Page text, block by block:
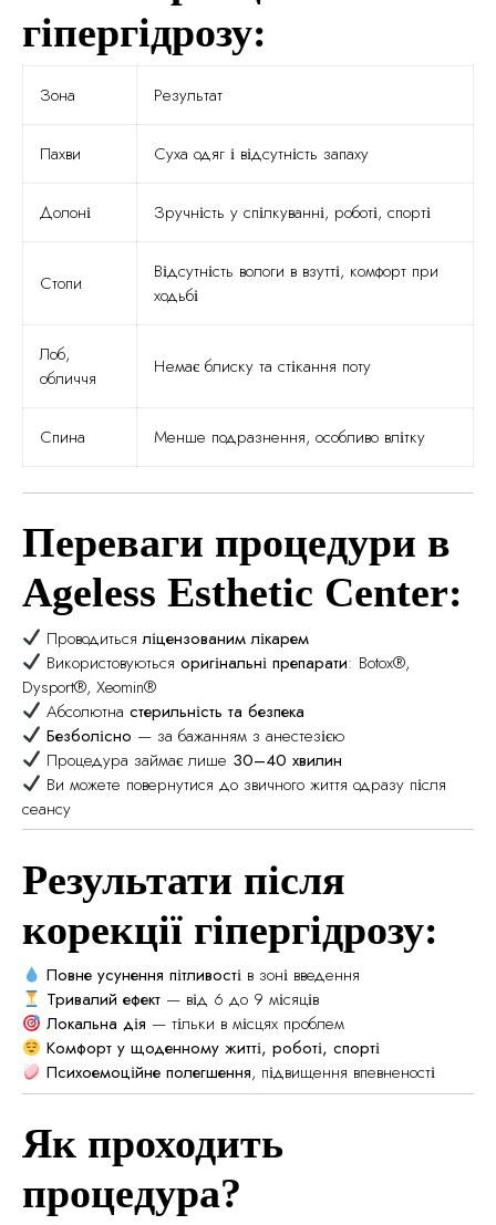
гіпергідрозу:
Зона Результат
Пахви Суха одяг і відсутність запаху
Долоні Зручність у спілкуванні, роботі, спорті
Стопи
Відсутність вологи в взутті, комфорт при
ходьбі
Лоб,
обличчя
Немає блиску та стікання поту
Спина Менше подразнення, особливо влітку
Переваги процедури в
Ageless Esthetic Center:
Проводитьсяліцензованим лікарем
Використовуютьсяоригінальні препарати: Botox®,
Dysport®, Xeomin®
Абсолютнастерильність та безпека
Безболісно — за бажанням з анестезією
Процедура займає лише 30–40 хвилин
Ви можете повернутися до звичного життя одразу після
сеансу
Результати після
корекції гіпергідрозу:
Повне усунення пітливості в зоні введення
Тривалий ефект — від 6 до 9 місяців
Локальна дія — тільки в місцях проблем
Комфорт у щоденному житті, роботі, спорті
Психоемоційне полегшення, підвищення впевненості
Як проходить
процедура?